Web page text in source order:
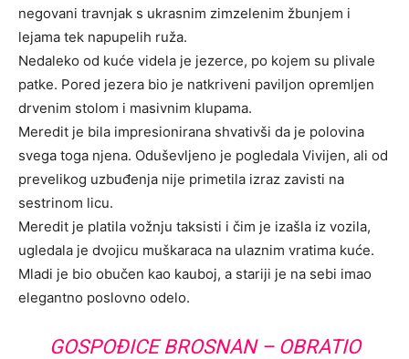
negovani travnjak s ukrasnim zimzelenim žbunjem i
lejama tek napupelih ruža.
Nedaleko od kuće videla je jezerce, po kojem su plivale
patke. Pored jezera bio je natkriveni paviljon opremljen
drvenim stolom i masivnim klupama.
Meredit je bila impresionirana shvativši da je polovina
svega toga njena. Oduševljeno je pogledala Vivijen, ali od
prevelikog uzbuđenja nije primetila izraz zavisti na
sestrinom licu.
Meredit je platila vožnju taksisti i čim je izašla iz vozila,
ugledala je dvojicu muškaraca na ulaznim vratima kuće.
Mladi je bio obučen kao kauboj, a stariji je na sebi imao
elegantno poslovno odelo.
GOSPOĐICE BROSNAN – OBRATIO